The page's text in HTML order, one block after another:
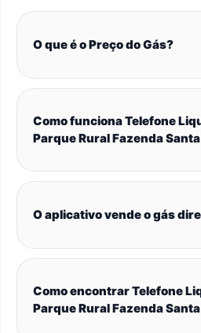
O que é o Preço do Gás?
Como funciona Telefone
Parque Rural Fazenda
O aplicativo vende o gás
Como encontrar Telefone
Parque Rural Fazenda